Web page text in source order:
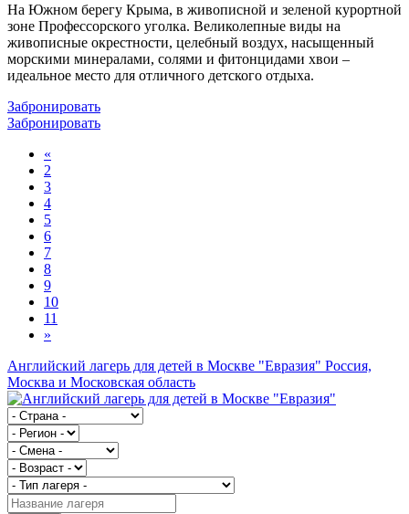
На Южном берегу Крыма, в живописной и зеленой курортной
зоне Профессорского уголка. Великолепные виды на
живописные окрестности, целебный воздух, насыщенный
морскими минералами, солями и фитонцидами хвои –
идеальное место для отличного детского отдыха.
Забронировать
Забронировать
«
2
3
4
5
6
7
8
9
10
11
»
Английский лагерь для детей в Москве "Евразия" Россия,
Москва и Московская область